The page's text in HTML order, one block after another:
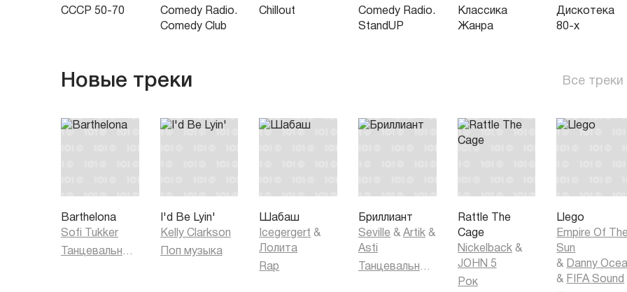
СССР 50-70
Comedy Radio.
Comedy Club
Chillout
Comedy Radio.
StandUP
Классика
Жанра
Дискотека
80-х
Новые треки Все треки
Barthelona
Sofi Tukker
Танцевальная музыка
I'd Be Lyin'
Kelly Clarkson
Поп музыка
Шабаш
Icegergert &
Лолита
Rap
Бриллиант
Seville & Artik &
Asti
Танцевальная музыка
Rattle The
Cage
Nickelback &
JOHN 5
Рок
Llego
Empire Of
Sun
&
Danny
& FIFA Sound